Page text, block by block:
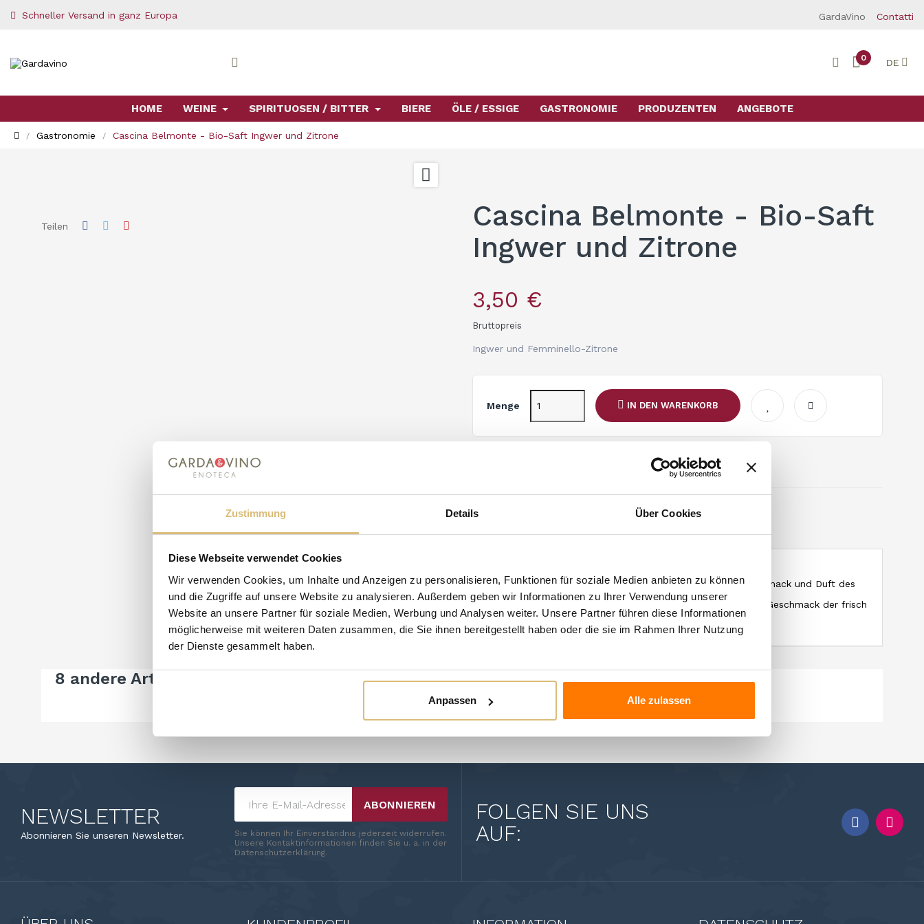
Zustimmung Details Über Cookies
Diese Webseite verwendet Cookies
Wir verwenden Cookies, um Inhalte und Anzeigen zu personalisieren, Funktionen für soziale Medien anbieten zu können
und die Zugriffe auf unsere Website zu analysieren. Außerdem geben wir Informationen zu Ihrer Verwendung unserer
Website an unsere Partner für soziale Medien, Werbung und Analysen weiter. Unsere Partner führen diese Informationen
möglicherweise mit weiteren Daten zusammen, die Sie ihnen bereitgestellt haben oder die sie im Rahmen Ihrer Nutzung
der Dienste gesammelt haben.
Anpassen Alle zulassen
Schneller Versand in ganz Europa GardaVino Contatti
0 DE
HOME WEINE SPIRITUOSEN / BITTER BIERE ÖLE / ESSIGE GASTRONOMIE PRODUZENTEN ANGEBOTE
Gastronomie Cascina Belmonte - Bio-Saft Ingwer und Zitrone

Teilen
Cascina Belmonte - Bio-Saft
Ingwer und Zitrone
3,50 €
Bruttopreis
Ingwer und Femminello-Zitrone
Menge IN DEN WARENKORB
Ingwer und Femminello-Zitrone Der unverwechselbare Geschmack und Duft des
Ingwers, gemildert durch die rote Traube und begleitet vom Geschmack der frisch
gepressten Zitrone. Scharf, zitrisch und fruchtig.
8 andere Artikel in der gleichen Kategorie:
NEWSLETTER
Abonnieren Sie unseren Newsletter.
ABONNIEREN
Sie können Ihr Einverständnis jederzeit widerrufen.
Unsere Kontaktinformationen finden Sie u. a. in der
Datenschutzerklärung.
FOLGEN SIE UNS
AUF: